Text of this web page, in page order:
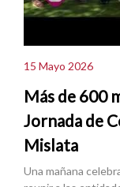
15 Mayo 2026
Más de 600
Jornada de
Mislata
Una mañana